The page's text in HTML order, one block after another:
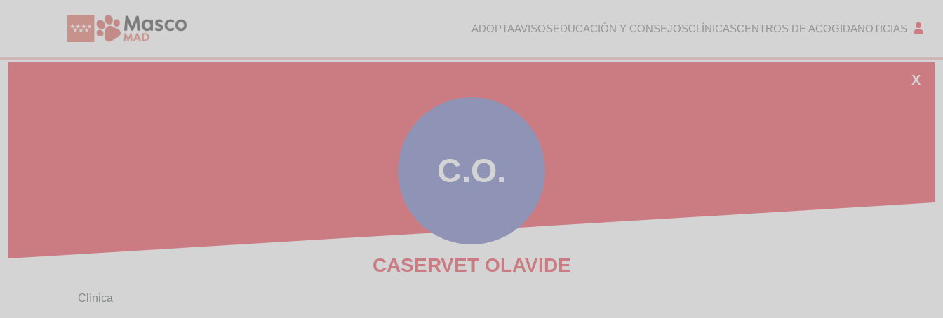
ADOPTAAVISOSEDUCACIÓN Y CONSEJOSCLÍNICASCENTROS DE ACOGIDANOTICIAS
X
C.O.
CASERVET OLAVIDE
Clínica